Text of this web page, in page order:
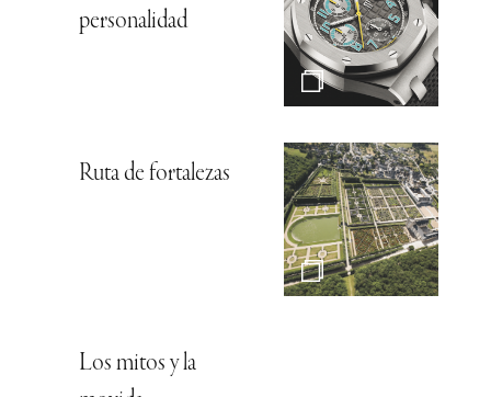
personalidad
Ruta de fortalezas
Los mitos y la